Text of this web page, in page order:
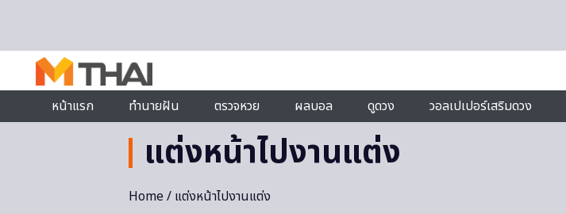
หน้าแรก
ทำนายฝัน ตรวจหวย ผลบอล ดูดวง วอลเปเปอร์เสริมดวง
แต่งหน้าไปงานแต่ง
Home/ แต่งหน้าไปงานแต่ง